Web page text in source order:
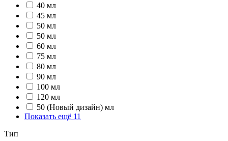
40 мл
45 мл
50 мл
50 мл
60 мл
75 мл
80 мл
90 мл
100 мл
120 мл
50 (Новый дизайн) мл
Показать ещё 11
Тип